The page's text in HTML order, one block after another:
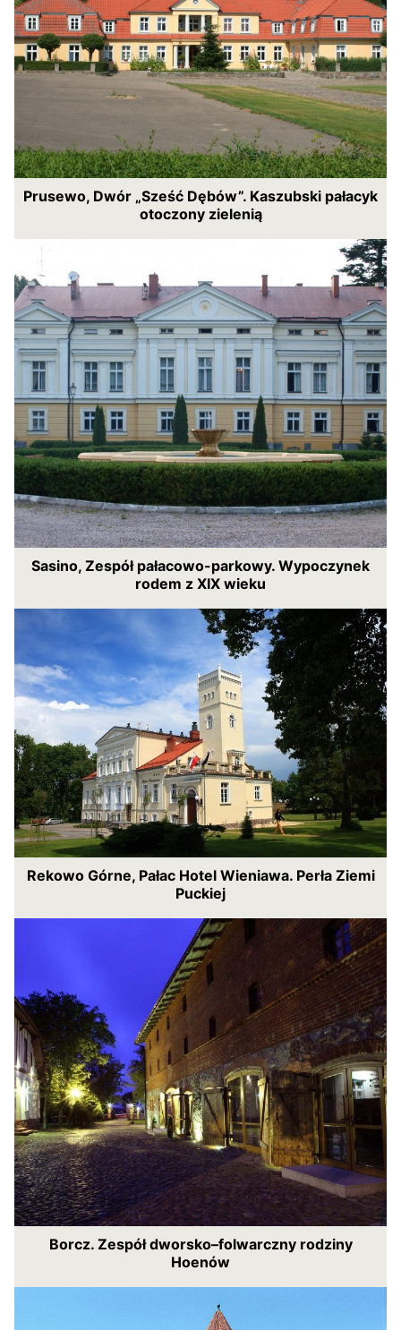
Prusewo, Dwór „Sześć Dębów”. Kaszubski pałacyk
otoczony zielenią
Sasino, Zespół pałacowo-parkowy. Wypoczynek
rodem z XIX wieku
Rekowo Górne, Pałac Hotel Wieniawa. Perła Ziemi
Puckiej
Borcz. Zespół dworsko–folwarczny rodziny
Hoenów